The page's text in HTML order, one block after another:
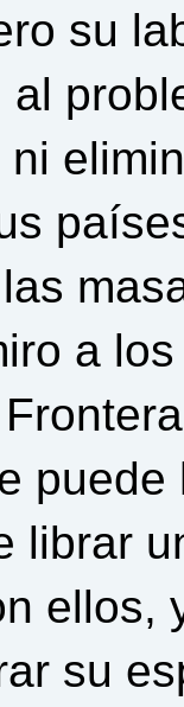
su
al
a
librar
ellos,
su